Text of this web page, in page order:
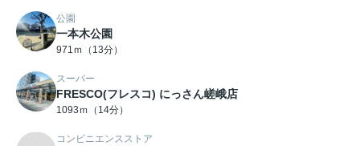
公園
一本木公園
971ｍ（13分）
スーパー
FRESCO(フレスコ) にっさん嵯峨店
1093ｍ（14分）
コンビニエンスストア